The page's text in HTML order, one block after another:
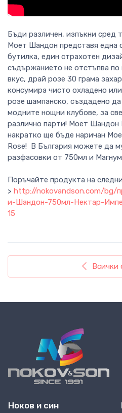
Бъди различен, изпъкни сред
Моет Шандон представя една
бутилка, един страхотен
съдържанието не отстъпва
вкус, драй розе 30 грама
консумира чисто охладено
розе шампанско, създадено
модните нощни клубове, за
различно парти! Моет Шандон
накратко ще бъде наричан
Rose! В България можете да
разфасовки от 750мл и
Поръчайте продукта на
> http://nokovandson.com/bg/
и-Шандон-750мл-Нектар-
15
Всички
Ноков и син